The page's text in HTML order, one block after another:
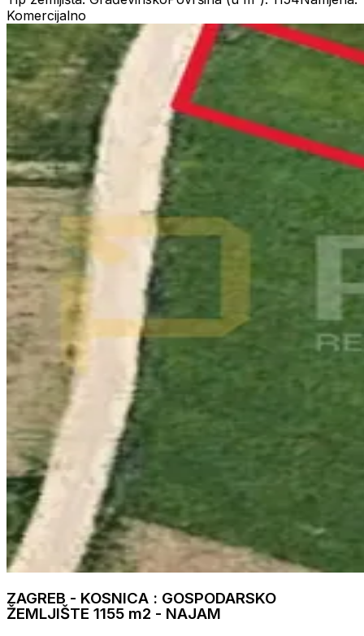
Komercijalno
ZAGREB - KOSNICA : GOSPODARSKO
ŽEMLJIŠTE 1155 m2 - NAJAM